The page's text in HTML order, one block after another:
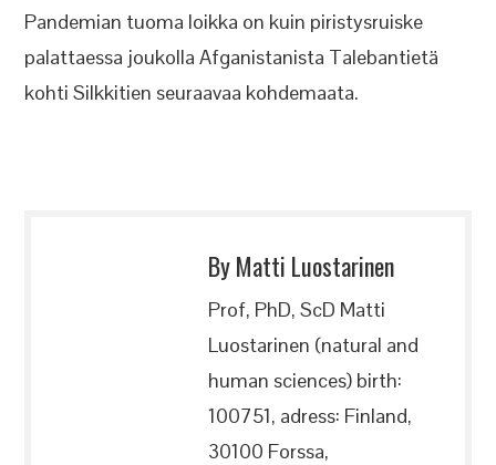
Pandemian tuoma loikka on kuin piristysruiske
palattaessa joukolla Afganistanista Talebantietä
kohti Silkkitien seuraavaa kohdemaata.
By Matti Luostarinen
Prof, PhD, ScD Matti
Luostarinen (natural and
human sciences) birth:
100751, adress: Finland,
30100 Forssa,